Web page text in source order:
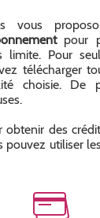
vous
pour
limite. Pour
télécharger
choisie. De
obtenir des
pouvez utiliser